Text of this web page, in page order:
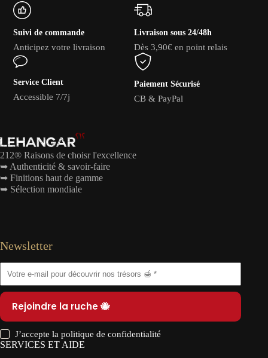
Suivi de commande
Anticipez votre livraison
Livraison sous 24/48h
Dès 3,90€ en point relais
Service Client
Accessible 7/7j
Paiement Sécurisé
CB & PayPal
212® Raisons de choisr l'excellence
➥ Authenticité & savoir-faire
➥ Finitions haut de gamme
➥ Sélection mondiale
Newsletter
Rejoindre la ruche 🐝
J’accepte lapolitique de confidentialité
SERVICES ET AIDE